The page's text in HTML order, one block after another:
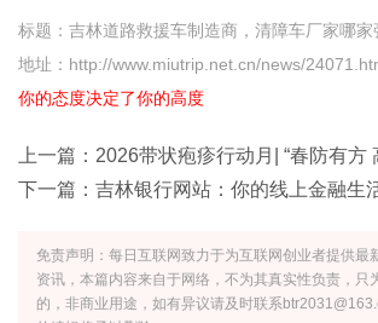
标题：吉林道路救援车制造商，清障车厂家哪家
地址：http://www.miutrip.net.cn/news/
你的态度决定了你的高度
上一篇： 2026带状疱疹行动月| “春防有方 高疹联防”公益科
下一篇： 吉林银行网站：你的线上金融生
免责声明：每日互联网致力于为互联网创业者提供最
资讯，本篇内容来自于网络，不为其真实性负责，只
的，非商业用途，如有异议请及时联系